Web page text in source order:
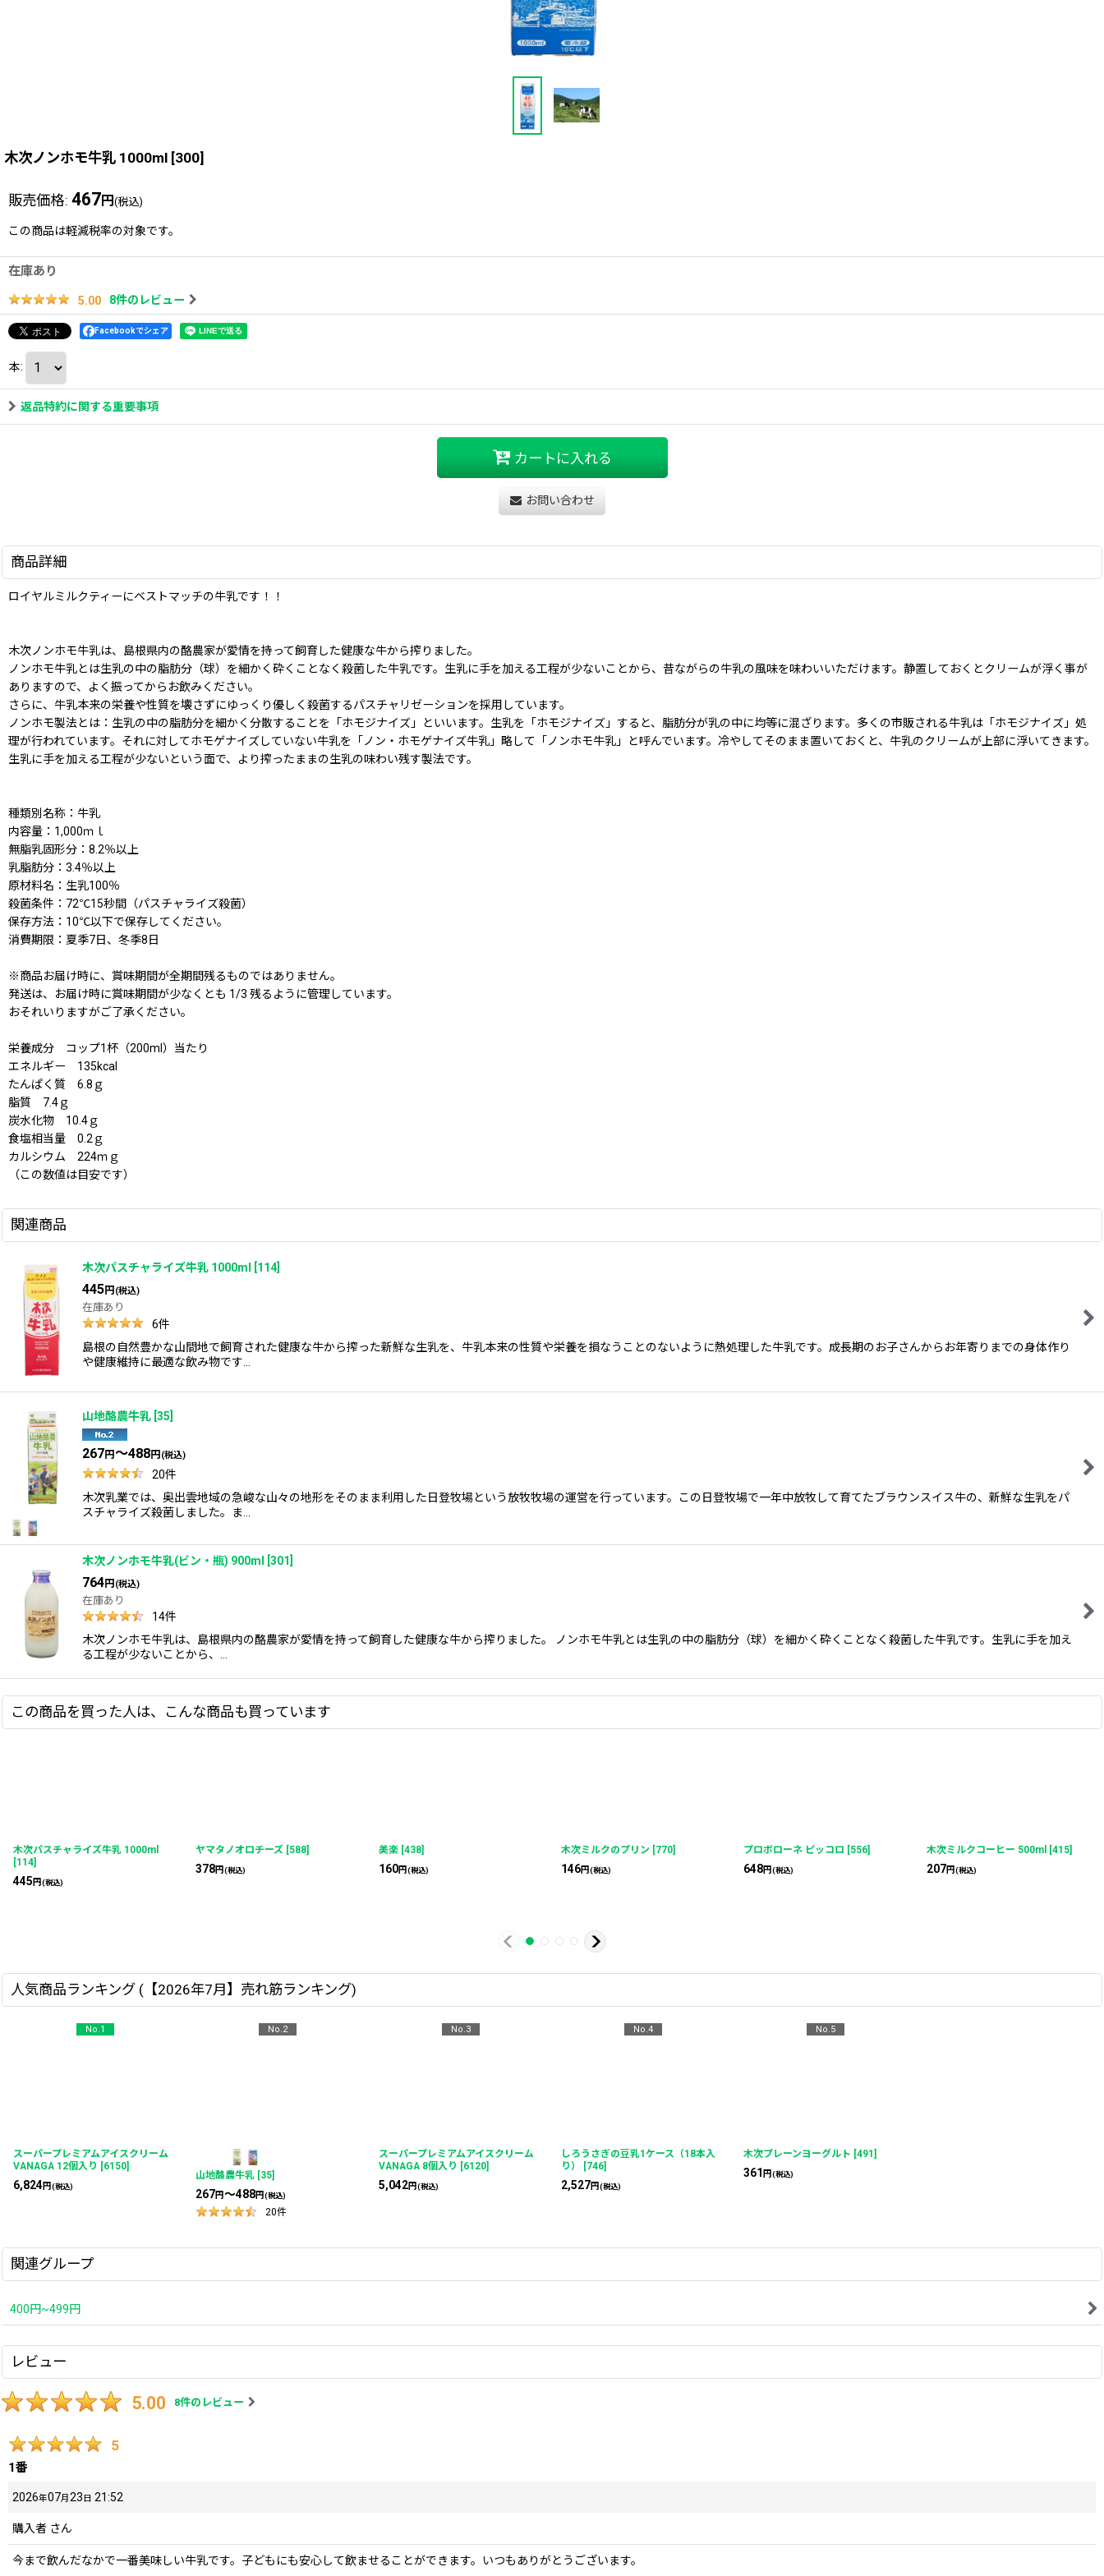
木次ノンホモ牛乳 1000ml [300]
販売価格: 467円 (税込)
この商品は軽減税率の対象です。
在庫あり
5.00 8件のレビュー
Facebookでシェア
本:
返品特約に関する重要事項
カートに入れる
お問い合わせ
商品詳細
ロイヤルミルクティーにベストマッチの牛乳です！！
木次ノンホモ牛乳は、島根県内の酪農家が愛情を持って飼育した健康な牛から搾りました。
ノンホモ牛乳とは生乳の中の脂肪分（球）を細かく砕くことなく殺菌した牛乳です。生乳に手を加える工程が少ないことから、昔ながらの牛乳の風味を味わいいただけます。静置しておくとクリームが浮く事が
ありますので、よく振ってからお飲みください。
さらに、牛乳本来の栄養や性質を壊さずにゆっくり優しく殺菌するパスチャリゼーションを採用しています。
ノンホモ製法とは：生乳の中の脂肪分を細かく分散することを「ホモジナイズ」といいます。生乳を「ホモジナイズ」すると、脂肪分が乳の中に均等に混ざります。多くの市販される牛乳は「ホモジナイズ」処
理が行われています。それに対してホモゲナイズしていない牛乳を「ノン・ホモゲナイズ牛乳」略して「ノンホモ牛乳」と呼んでいます。冷やしてそのまま置いておくと、牛乳のクリームが上部に浮いてきます。
生乳に手を加える工程が少ないという面で、より搾ったままの生乳の味わい残す製法です。
種類別名称：牛乳
内容量：1,000ｍｌ
無脂乳固形分：8.2％以上
乳脂肪分：3.4％以上
原材料名：生乳100％
殺菌条件：72℃15秒間（パスチャライズ殺菌）
保存方法：10℃以下で保存してください。
消費期限：夏季7日、冬季8日
※商品お届け時に、賞味期間が全期間残るものではありません。
発送は、お届け時に賞味期間が少なくとも 1/3 残るように管理しています。
おそれいりますがご了承ください。
栄養成分 コップ1杯（200ml）当たり
エネルギー 135kcal
たんぱく質 6.8ｇ
脂質 7.4ｇ
炭水化物 10.4ｇ
食塩相当量 0.2ｇ
カルシウム 224ｍｇ
（この数値は目安です）
関連商品
木次パスチャライズ牛乳 1000ml 114]
445円 (税込)
在庫あり
6件
島根の自然豊かな山間地で飼育された健康な牛から搾った新鮮な生乳を、牛乳本来の性質や栄養を損なうことのないように熱処理した牛乳です。成長期のお子さんからお年寄りまでの身体作り
や健康維持に最適な飲み物です…
山地酪農牛乳 35
267円～488円(税込)
20件
木次乳業では、奥出雲地域の急峻な山々の地形をそのまま利用した日登牧場という放牧牧場の運営を行っています。この日登牧場で一年中放牧して育てたブラウンスイス牛の、新鮮な生乳をパ
スチャライズ殺菌しました。ま…
木次ノンホモ牛乳(ビン・瓶) 900ml 301
764円 (税込)
在庫あり
14件
木次ノンホモ牛乳は、島根県内の酪農家が愛情を持って飼育した健康な牛から搾りました。 ノンホモ牛乳とは生乳の中の脂肪分（球）を細かく砕くことなく殺菌した牛乳です。生乳に手を加え
る工程が少ないことから、…
この商品を買った人は、こんな商品も買っています
木次パスチャライズ牛乳 1000ml
[114]
445 円(税込)
ヤマタノオロチーズ [588]
378円(税込)
美楽 [438]
160円(税込)
木次ミルクのプリン [770]
146円(税込)
プロボローネ ピッコロ [556]
648円(税込)
木次ミルクコーヒー 500ml [415]
207円(税込)
人気商品ランキング (【2026年7月】売れ筋ランキング)
No.1
スーパープレミアムアイスクリーム
VANAGA 12個入り [6150]
6,824 円(税込)
No.2
山地酪農牛乳 [35]
267円～488円(税込)
20件
No.3
スーパープレミアムアイスクリーム
VANAGA 8個入り [6120]
5,042円(税込)
No.4
しろうさぎの豆乳1ケース（18本入
り）
[746]
2,527円(税込)
No.5
木次プレーンヨーグルト [491]
361円(税込)
関連グループ
400円~499円
レビュー
5.00 8件のレビュー
5
1番
2026年07月23日 21:52
購入者 さん
今まで飲んだなかで一番美味しい牛乳です。子どもにも安心して飲ませることができます。いつもありがとうございます。